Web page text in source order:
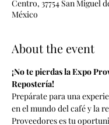
Centro, 37754 San Miguel
México
About the event
¡No te pierdas la Expo
Repostería!
Prepárate para una
en el mundo del café y la
Proveedores es tu